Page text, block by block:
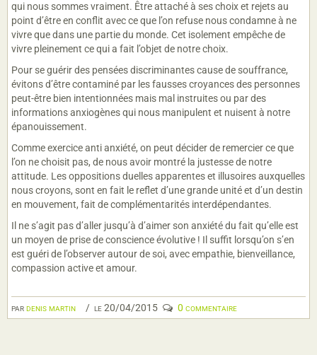
pardenis martin le 20/04/2015 0 commentaire
qui nous sommes vraiment. Être attaché à ses choix et rejets au
point d’être en conflit avec ce que l’on refuse nous condamne à ne
vivre que dans une partie du monde. Cet isolement empêche de
vivre pleinement ce qui a fait l’objet de notre choix.
Pour se guérir des pensées discriminantes cause de souffrance,
évitons d’être contaminé par les fausses croyances des personnes
peut-être bien intentionnées mais mal instruites ou par des
informations anxiogènes qui nous manipulent et nuisent à notre
épanouissement.
Comme exercice anti anxiété, on peut décider de remercier ce que
l’on ne choisit pas, de nous avoir montré la justesse de notre
attitude. Les oppositions duelles apparentes et illusoires auxquelles
nous croyons, sont en fait le reflet d’une grande unité et d’un destin
en mouvement, fait de complémentarités interdépendantes.
Il ne s’agit pas d’aller jusqu’à d’aimer son anxiété du fait qu’elle est
un moyen de prise de conscience évolutive ! Il suffit lorsqu’on s’en
est guéri de l’observer autour de soi, avec empathie, bienveillance,
compassion active et amour.